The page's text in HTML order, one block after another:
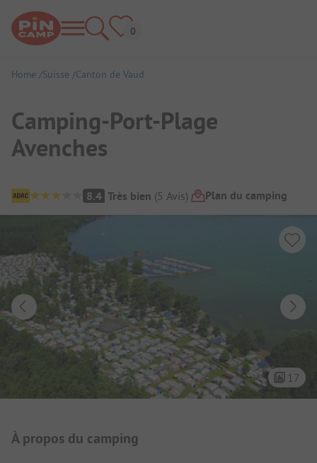
Home Suisse Canton de Vaud
Camping-Port-Plage
Avenches
Aperçu du camping
8.4 Très bien (5 Avis) Plan du camping
17
Présentation du camping
À propos du camping